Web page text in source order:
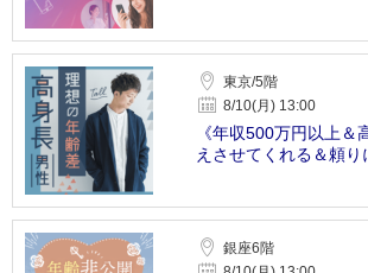
東京/5階
8/10(月) 13:00
《年収500万円以上＆
えさせてくれる＆頼り
銀座6階